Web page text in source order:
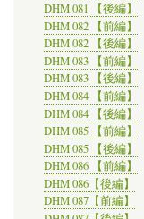
DHM 081 【後編】
DHM 082 【前編】
DHM 082 【後編】
DHM 083 【前編】
DHM 083 【後編】
DHM 084 【前編】
DHM 084 【後編】
DHM 085 【前編】
DHM 085 【後編】
DHM 086 【前編】
DHM 086【後編】
DHM 087【前編】